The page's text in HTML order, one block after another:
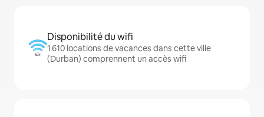
Disponibilité du wifi
1 610 locations de vacances dans cette ville
(Durban) comprennent un accès wifi